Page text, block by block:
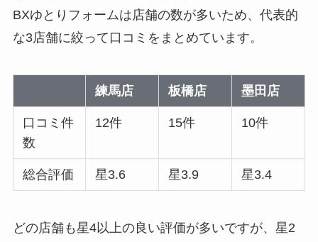
BXゆとりフォームは店舗の数が多いため、代表的
な3店舗に絞って口コミをまとめています。
練馬店 板橋店 墨田店
口コミ件
数
12件 15件 10件
総合評価 星3.6 星3.9 星3.4
どの店舗も星4以上の良い評価が多いですが、星2